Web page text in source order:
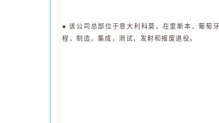
● 该公司总部位于意大利科莫，在里斯本，葡萄
程，制造，集成，测试，发射和报废退役。